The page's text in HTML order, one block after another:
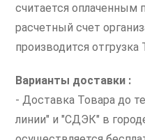
считается оплаченным
расчетный счет
производится отгрузка
Варианты доставки :
- Доставка Товара до
линии" и "СДЭК" в